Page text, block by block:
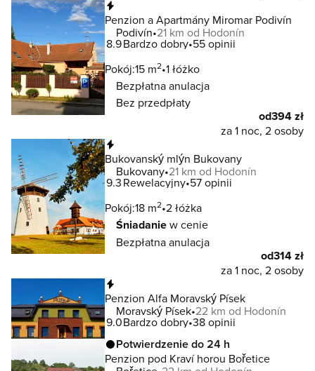
Penzion a Apartmány Miromar Podivín
Podivín 21 km od Hodonín
8.9Bardzo dobry 55 opinii
Pokój:15 m2 1 łóżko
Bezpłatna anulacja
Bez przedpłaty
od394 zł
za 1 noc, 2 osoby
Bukovanský mlýn Bukovany
Bukovany 21 km od Hodonín
9.3Rewelacyjny 57 opinii
Pokój:18 m2 2 łóżka
Śniadaniew cenie
Bezpłatna anulacja
od314 zł
za 1 noc, 2 osoby
Penzion Alfa Moravský Písek
Moravský Písek 22 km od Hodonín
9.0Bardzo dobry 38 opinii
Potwierdzenie do 24 h
Penzion pod Kraví horou Bořetice